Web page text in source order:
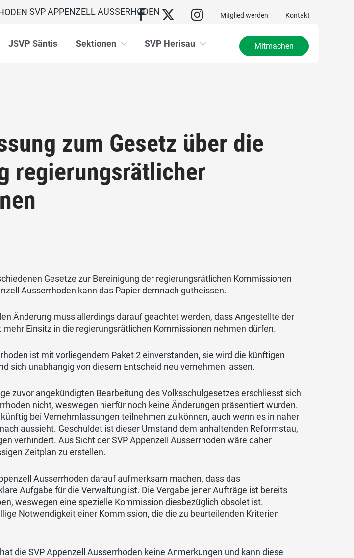
Mitglied werden Kontakt
SVP APPENZELL AUSSERHODEN
JSVP Säntis Sektionen SVP Herisau Mitmachen
zum Gesetz über die
regierungsrätlicher
Gesetze zur Bereinigung der regierungsrätlichen Kommissionen
Ausserrhoden kann das Papier demnach gutheissen.
Änderung muss allerdings darauf geachtet werden, dass Angestellte der
Einsitz in die regierungsrätlichen Kommissionen nehmen dürfen.
ist mit vorliegendem Paket 2 einverstanden, sie wird die künftigen
sich unabhängig von diesem Entscheid neu vernehmen lassen.
zuvor angekündigten Bearbeitung des Volksschulgesetzes erschliesst sich
nicht, weswegen hierfür noch keine Änderungen präsentiert wurden.
bei Vernehmlassungen teilnehmen zu können, auch wenn es in naher
aussieht. Geschuldet ist dieser Umstand dem anhaltenden Reformstau,
verhindert. Aus Sicht der SVP Appenzell Ausserrhoden wäre daher
Zeitplan zu erstellen.
Ausserrhoden darauf aufmerksam machen, dass das
Aufgabe für die Verwaltung ist. Die Vergabe jener Aufträge ist bereits
weswegen eine spezielle Kommission diesbezüglich obsolet ist.
Notwendigkeit einer Kommission, die die zu beurteilenden Kriterien
die SVP Appenzell Ausserrhoden keine Anmerkungen und kann diese